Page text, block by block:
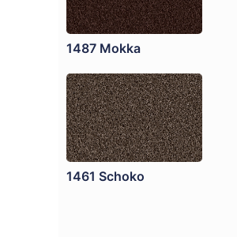
1487 Mokka
1461 Schoko